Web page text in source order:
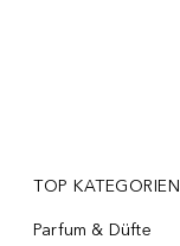
TOP KATEGORIEN
Parfum & Düfte